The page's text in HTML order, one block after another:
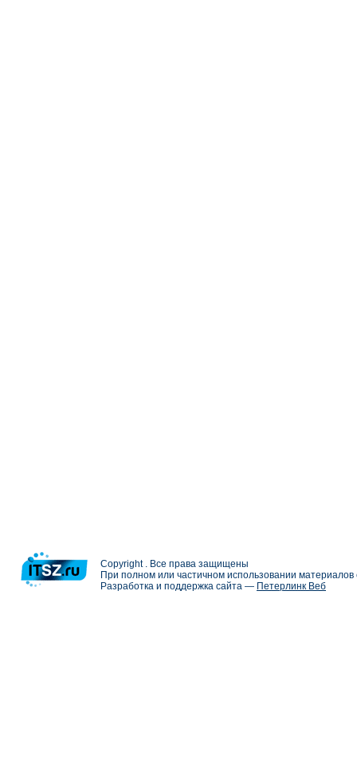
Copyright . Все права защищены
При полном или частичном использовании
Разработка и поддержка сайта — Петерлинк Веб